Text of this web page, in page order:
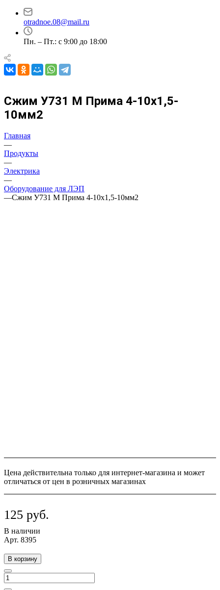
otradnoe.08@mail.ru
Пн. – Пт.: с 9:00 до 18:00
Сжим У731 М Прима 4-10х1,5-
10мм2
Главная
—
Продукты
—
Электрика
—
Оборудование для ЛЭП
—Сжим У731 М Прима 4-10х1,5-10мм2
Цена действительна только для интернет-магазина и может
отличаться от цен в розничных магазинах
125 руб.
В наличии
Арт. 8395
В корзину